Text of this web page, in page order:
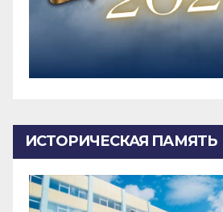
ИСТОРИЧЕСКАЯ ПАМЯТЬ